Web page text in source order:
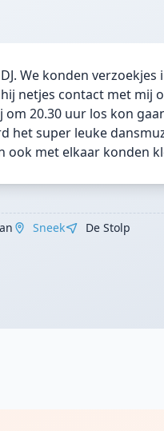
We konden
netjes contact met mij
20.30 uur los kon
het super leuke
ook met elkaar konden
Sneek De Stolp